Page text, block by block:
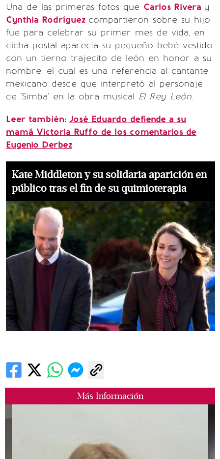
Más Información
Una de las primeras fotos que Carlos Rivera y
Cynthia Rodríguez compartieron sobre su hijo
fue para celebrar su primer mes de vida, en
dicha postal aparecía su pequeño bebé vestido
con un tierno trajecito de león en honor a su
nombre, el cual es una referencia al cantante
mexicano desde que interpretó al personaje
de 'Simba' en la obra musical El Rey León.
Leer también: José Eduardo defiende a su
mamá Victoria Ruffo de los comentarios de
Eugenio Derbez
Kate Middleton y su solidaria aparición en
público tras el fin de su quimioterapia